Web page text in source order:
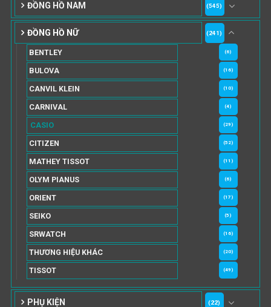
ĐỒNG HỒ NAM (545)
ĐỒNG HỒ NỮ (241)
BENTLEY (6)
BULOVA (16)
CANVIL KLEIN (10)
CARNIVAL (4)
CASIO (29)
CITIZEN (52)
MATHEY TISSOT (11)
OLYM PIANUS (6)
ORIENT (17)
SEIKO (5)
SRWATCH (16)
THƯƠNG HIỆU KHÁC (20)
TISSOT (49)
PHỤ KIỆN (22)